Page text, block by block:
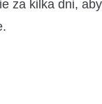
za kilka dni, aby